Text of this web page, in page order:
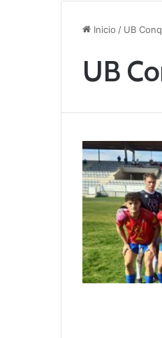
Inicio / UB
UB